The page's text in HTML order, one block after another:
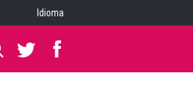
Idioma